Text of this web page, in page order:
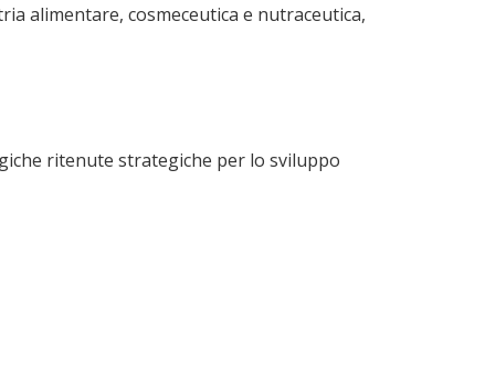
alimentare, cosmeceutica e nutraceutica,
ritenute strategiche per lo sviluppo